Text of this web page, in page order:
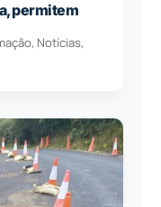
permitem
, Notícias,